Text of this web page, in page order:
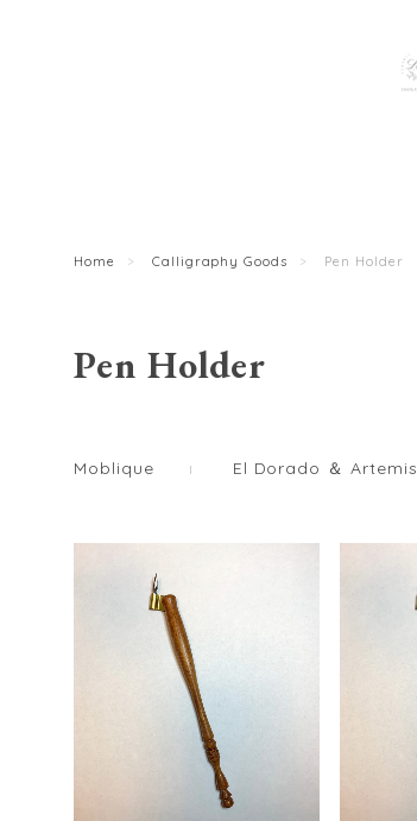
Home Calligraphy Goods Pen Holder
Pen Holder
Moblique El Dorado ＆ Artemis